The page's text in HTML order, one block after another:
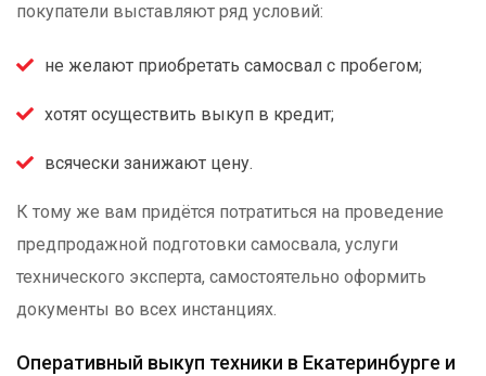
покупатели выставляют ряд условий:
не желают приобретать самосвал с пробегом;
хотят осуществить выкуп в кредит;
всячески занижают цену.
К тому же вам придётся потратиться на проведение
предпродажной подготовки самосвала, услуги
технического эксперта, самостоятельно оформить
документы во всех инстанциях.
Оперативный выкуп техники в Екатеринбурге и